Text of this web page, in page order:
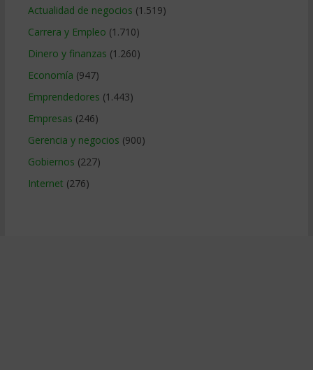
Actualidad de negocios (1.519)
Carrera y Empleo (1.710)
Dinero y finanzas (1.260)
Economía (947)
Emprendedores (1.443)
Empresas (246)
Gerencia y negocios (900)
Gobiernos (227)
Internet (276)